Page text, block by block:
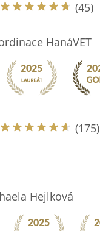
(45)
HanáVET
(175)
Hejlková